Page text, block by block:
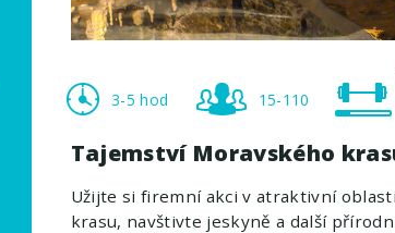
3-5 hod 15-110
Tajemství Moravského
Užijte si firemní akci v atraktivní
krasu, navštivte jeskyně a další